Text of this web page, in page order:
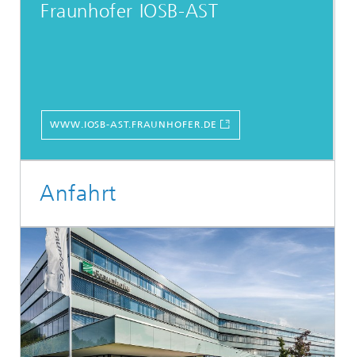
Fraunhofer IOSB-AST
WWW.IOSB-AST.FRAUNHOFER.DE
Anfahrt